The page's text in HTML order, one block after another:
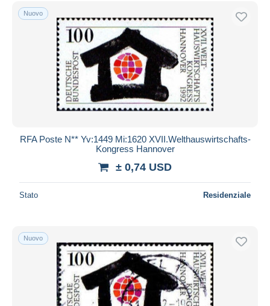
Spedizione gratuita
Metodi di pagamento
PayPal
Bonifico bancario
Visa
Mastercard
Maestro
Residenza del venditore
Aggiorna
Nuovo
RFA Poste N** Yv:1449 Mi:1620 XVII.Welthauswirtschafts-
Kongress Hannover
± 0,74 USD
Stato Residenziale
Nuovo